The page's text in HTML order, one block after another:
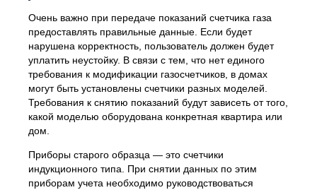
Очень важно при передаче показаний счетчика газа
предоставлять правильные данные. Если будет
нарушена корректность, пользователь должен будет
уплатить неустойку. В связи с тем, что нет единого
требования к модификации газосчетчиков, в домах
могут быть установлены счетчики разных моделей.
Требования к снятию показаний будут зависеть от того,
какой моделью оборудована конкретная квартира или
дом.
Приборы старого образца — это счетчики
индукционного типа. При снятии данных по этим
приборам учета необходимо руководствоваться